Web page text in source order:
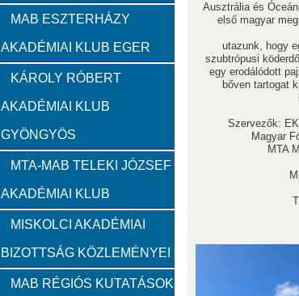
Választott vezetők Akadémikusok Nem
Közérdekű információk
SZMSZ
Alapítvány
MAB ESZTERHÁZY
AKADÉMIAI KLUB EGER
KÁROLY RÓBERT
AKADÉMIAI KLUB
GYÖNGYÖS
MTA-MAB TELEKI JÓZSEF
AKADÉMIAI KLUB
MISKOLCI AKADÉMIAI
BIZOTTSÁG KÖZLEMÉNYEI
MAB RÉGIÓS KUTATÁSOK
Ausztrália és
első magyar
utazunk, hogy
szubtrópusi
egy erodálódott
bőven tartogat
Szervezők:
Magyar
MTA